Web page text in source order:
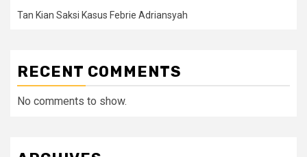
Tan Kian Saksi Kasus Febrie Adriansyah
RECENT COMMENTS
No comments to show.